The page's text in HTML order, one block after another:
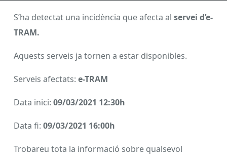
S’ha detectat una incidència que afecta al servei d’e-
TRAM.
Aquests serveis ja tornen a estar disponibles.
Serveis afectats: e-TRAM
Data inici: 09/03/2021 12:30h
Data fi: 09/03/2021 16:00h
Trobareu tota la informació sobre qualsevol